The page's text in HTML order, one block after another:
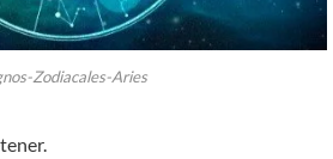
Zodiacales-Aries